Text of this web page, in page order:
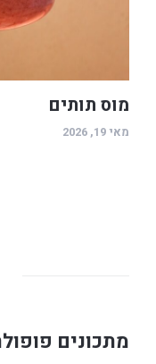
מוס תותים
מאי 19, 2026
מתכונים